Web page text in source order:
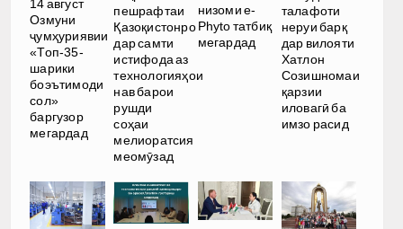
14 август
Озмуни
ҷумҳуриявии
«Топ-35-
шарики
боэътимоди
сол»
баргузор
мегардад
пешрафтаи
Қазоқистонро
дар самти
истифода аз
технологияҳои
нав барои
рушди
соҳаи
мелиоратсия
меомӯзад
низоми e-
Phyto татбиқ
мегардад
талафоти
неруи барқ
дар вилояти
Хатлон
Созишномаи
қарзии
иловагӣ ба
имзо расид